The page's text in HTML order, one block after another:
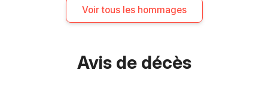
Voir tous les hommages
Avis de décès